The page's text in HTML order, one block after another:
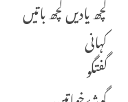
کچھ یادیں کچھ باتیں
کہانی
گفتگو